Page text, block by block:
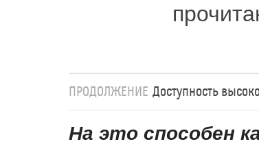
ПРОДОЛЖЕНИЕ Доступность
На это способен